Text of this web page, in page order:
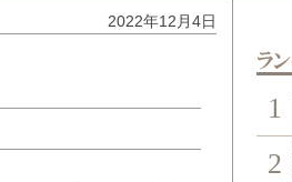
2022年12月4日
1
2